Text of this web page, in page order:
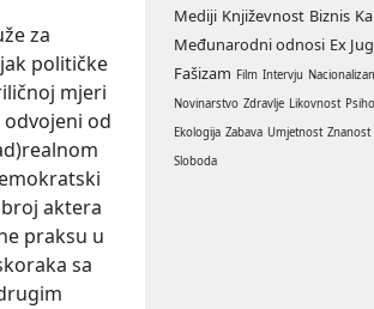
za
političke
mjeri
od
aktera
praksu u
sa
Mediji Književnost Biznis
Međunarodni odnosi Ex
Fašizam Film Intervju
Novinarstvo Zdravlje Likovnost
Ekologija Zabava Umjetnost Znanost
Sloboda